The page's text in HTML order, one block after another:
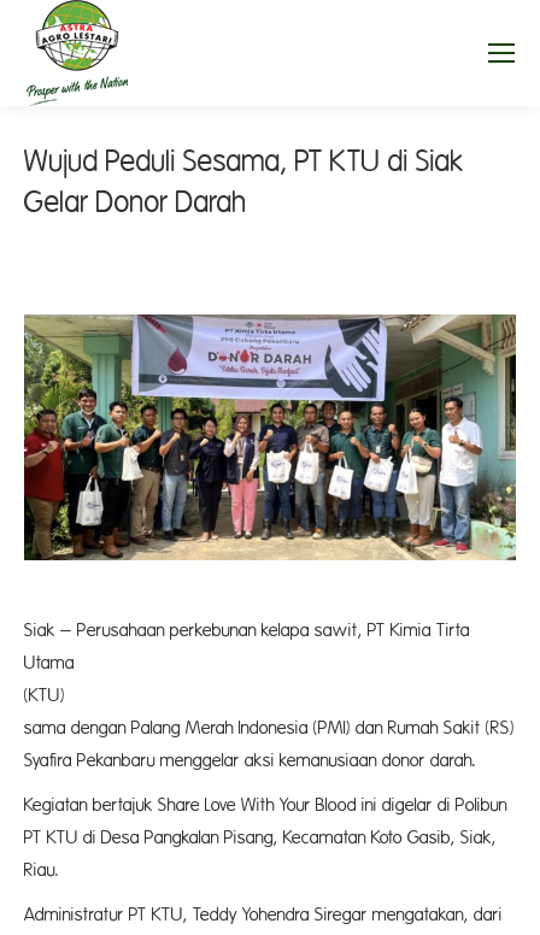
Wujud Peduli Sesama, PT KTU di Siak
Gelar Donor Darah
Siak – Perusahaan perkebunan kelapa sawit, PT Kimia Tirta
Utama
sama dengan Palang Merah Indonesia (PMI) dan Rumah Sakit (RS)
Syafira Pekanbaru menggelar aksi kemanusiaan donor darah.
Kegiatan bertajuk Share Love With Your Blood ini digelar di Polibun
PT KTU di Desa Pangkalan Pisang, Kecamatan Koto Gasib, Siak,
Riau.
Administratur PT KTU, Teddy Yohendra Siregar mengatakan, dari